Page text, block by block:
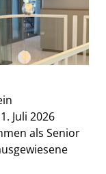
Juli 2026
als Senior